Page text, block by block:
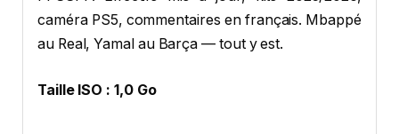
caméra PS5, commentaires en français. Mbappé
au Real, Yamal au Barça — tout y est.
Taille ISO : 1,0 Go